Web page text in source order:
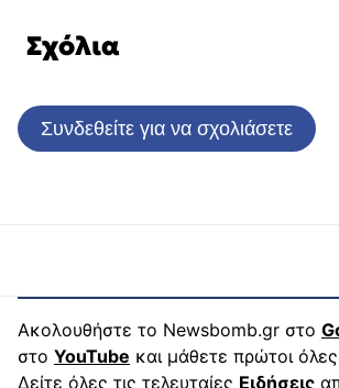
Σχόλια
Συνδεθείτε για να σχολιάσετε
Ακολουθήστε το Newsbomb.gr στο
στο YouTube και μάθετε πρώτοι όλες
Δείτε όλες τις τελευταίες Ειδήσεις